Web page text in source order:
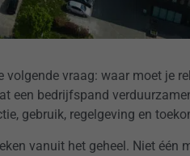
vraag: waar moet je
een bedrijfspand
gebruik, regelgeving en
vanuit het geheel. Niet één